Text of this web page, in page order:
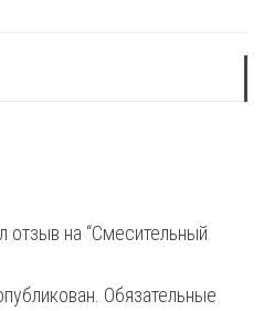
отзыв на “Смесительный
Обязательные